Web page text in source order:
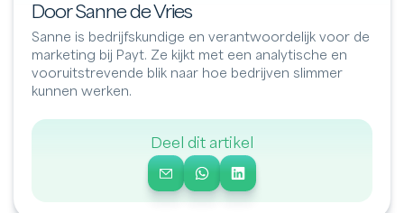
Door Sanne de Vries
Sanne is bedrijfskundige en verantwoordelijk voor de
marketing bij Payt. Ze kijkt met een analytische en
vooruitstrevende blik naar hoe bedrijven slimmer
kunnen werken.
Deel dit artikel